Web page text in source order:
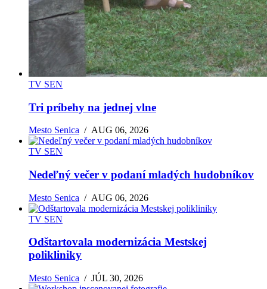
TV SEN
Tri príbehy na jednej vlne
Mesto Senica /AUG 06, 2026
TV SEN
Nedeľný večer v podaní mladých hudobníkov
Mesto Senica /AUG 06, 2026
TV SEN
Odštartovala modernizácia Mestskej
polikliniky
Mesto Senica /JÚL 30, 2026